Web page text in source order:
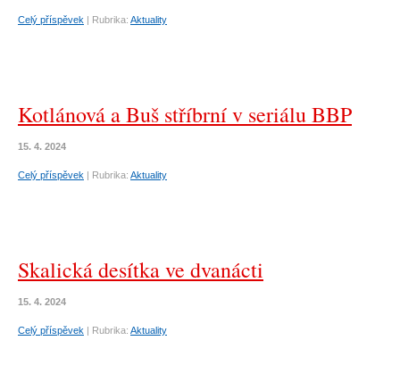
Celý příspěvek | Rubrika: Aktuality
Kotlánová a Buš stříbrní v seriálu BBP
15. 4. 2024
Celý příspěvek | Rubrika: Aktuality
Skalická desítka ve dvanácti
15. 4. 2024
Celý příspěvek | Rubrika: Aktuality